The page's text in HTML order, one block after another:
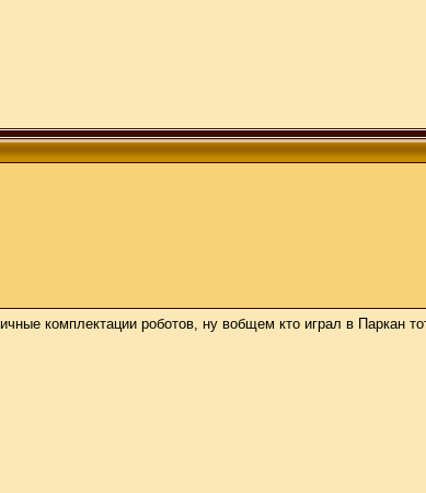
комплектации роботов, ну вобщем кто играл в Паркан